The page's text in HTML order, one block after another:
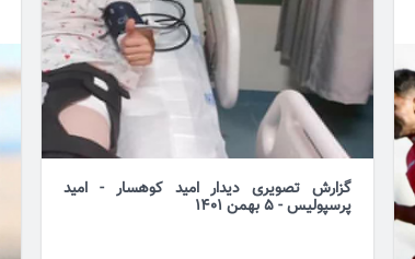
گزارش تصویری دیدار امید کوهسار - امید
پرسپولیس - 5 بهمن 1401